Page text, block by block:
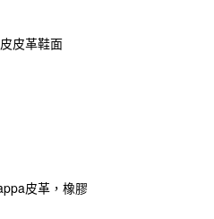
皮革鞋面
皮革，橡膠